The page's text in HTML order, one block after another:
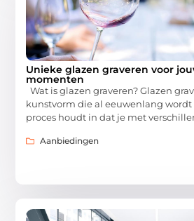
Unieke glazen graveren voor
momenten
Wat is glazen graveren? Glazen
kunstvorm die al eeuwenlang wordt
proces houdt in dat je met
Aanbiedingen